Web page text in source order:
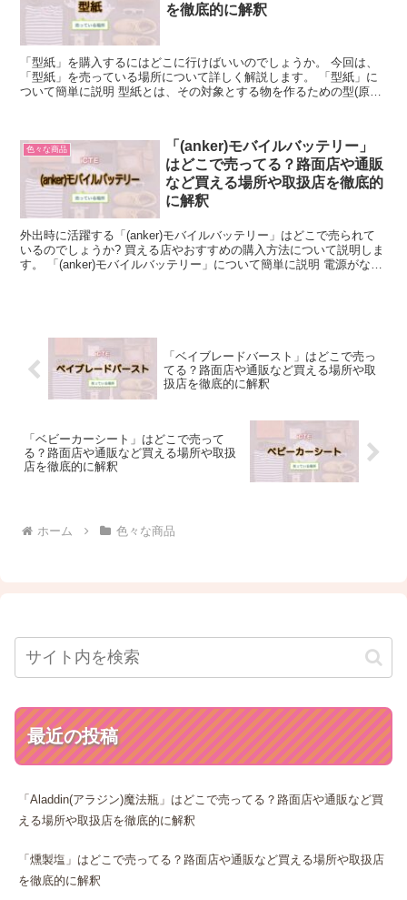
を徹底的に解釈
「型紙」を購入するにはどこに行けばいいのでしょうか。 今回は、
「型紙」を売っている場所について詳しく解説します。 「型紙」に
ついて簡単に説明 型紙とは、その対象とする物を作るための型(原型)
色々な商品
「(anker)モバイルバッテリー」
はどこで売ってる？路面店や通販
など買える場所や取扱店を徹底的
に解釈
外出時に活躍する「(anker)モバイルバッテリー」はどこで売られて
いるのでしょうか? 買える店やおすすめの購入方法について説明しま
す。 「(anker)モバイルバッテリー」について簡単に説明 電源がない
「ベイブレードバースト」はどこで売っ
てる？路面店や通販など買える場所や取
扱店を徹底的に解釈
「ベビーカーシート」はどこで売って
る？路面店や通販など買える場所や取扱
店を徹底的に解釈
ホーム 色々な商品
最近の投稿
「Aladdin(アラジン)魔法瓶」はどこで売ってる？路面店や通販など買
える場所や取扱店を徹底的に解釈
「燻製塩」はどこで売ってる？路面店や通販など買える場所や取扱店
を徹底的に解釈